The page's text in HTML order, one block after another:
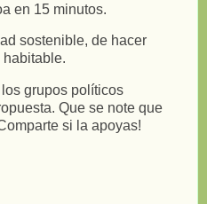
en 15 minutos.
sostenible, de hacer
habitable.
grupos políticos
Que se note que
si la apoyas!